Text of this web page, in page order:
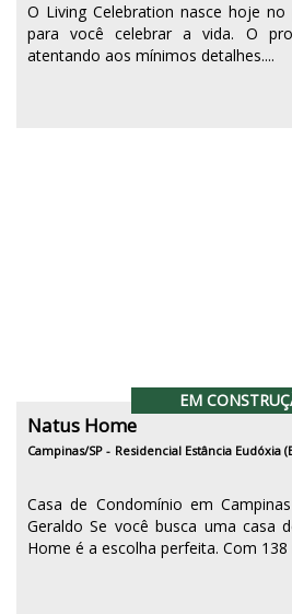
O Living Celebration nasce hoje
para você celebrar a vida. O
atentando aos mínimos detalhes....
EM
Natus Home
Campinas/SP - Residencial Estância Eudóxia
Casa de Condomínio em
Geraldo Se você busca uma casa
Home é a escolha perfeita. Com 138